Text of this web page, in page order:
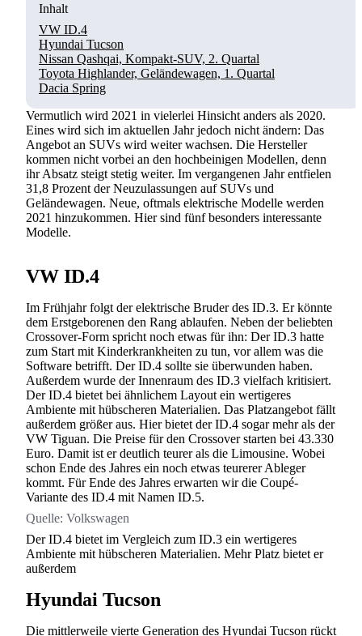
Inhalt
VW ID.4
Hyundai Tucson
Nissan Qashqai, Kompakt-SUV, 2. Quartal
Toyota Highlander, Geländewagen, 1. Quartal
Dacia Spring
Vermutlich wird 2021 in vielerlei Hinsicht anders als 2020.
Eines wird sich im aktuellen Jahr jedoch nicht ändern: Das
Angebot an SUVs wird weiter wachsen. Die Hersteller
kommen nicht vorbei an den hochbeinigen Modellen, denn
ihr Absatz steigt stetig weiter. Im vergangenen Jahr entfielen
31,8 Prozent der Neuzulassungen auf SUVs und
Geländewagen. Neue, oftmals elektrische Modelle werden
2021 hinzukommen. Hier sind fünf besonders interessante
Modelle.
VW ID.4
Im Frühjahr folgt der elektrische Bruder des ID.3. Er könnte
dem Erstgeborenen den Rang ablaufen. Neben der beliebten
Crossover-Form spricht noch etwas für ihn: Der ID.3 hatte
zum Start mit Kinderkrankheiten zu tun, vor allem was die
Software betrifft. Der ID.4 sollte sie überwunden haben.
Außerdem wurde der Innenraum des ID.3 vielfach kritisiert.
Der ID.4 bietet bei ähnlichem Layout ein wertigeres
Ambiente mit hübscheren Materialien. Das Platzangebot fällt
außerdem größer aus. Hier bietet der ID.4 sogar mehr als der
VW Tiguan. Die Preise für den Crossover starten bei 43.330
Euro. Damit ist er deutlich teurer als die Limousine. Wobei
schon Ende des Jahres ein noch etwas teurerer Ableger
kommt. Für Ende des Jahres erwarten wir die Coupé-
Variante des ID.4 mit Namen ID.5.
Quelle: Volkswagen
Der ID.4 bietet im Vergleich zum ID.3 ein wertigeres
Ambiente mit hübscheren Materialien. Mehr Platz bietet er
außerdem
Hyundai Tucson
Die mittlerweile vierte Generation des Hyundai Tucson rückt